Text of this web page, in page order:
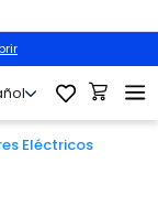
Eléctricos